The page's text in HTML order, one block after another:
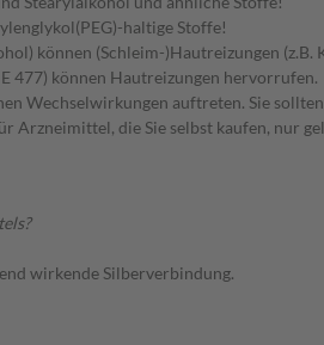
haltige Stoffe!
können (Schleim-)Hautreizungen
477) können Hautreizungen hervorrufen.
Wechselwirkungen auftreten. Sie
Arzneimittel, die Sie selbst kaufen, nur
wirkende Silberverbindung.